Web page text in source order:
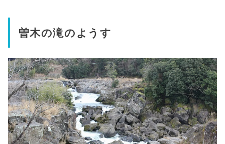
曽木の滝のようす